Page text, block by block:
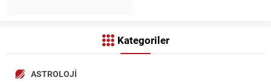
Kategoriler
ASTROLOJI